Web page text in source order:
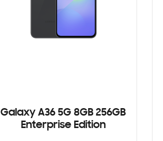
Galaxy A36 5G 8GB 256GB
Enterprise Edition